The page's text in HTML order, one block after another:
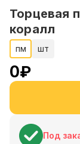
Торцевая
коралл
пм шт
0₽
Под